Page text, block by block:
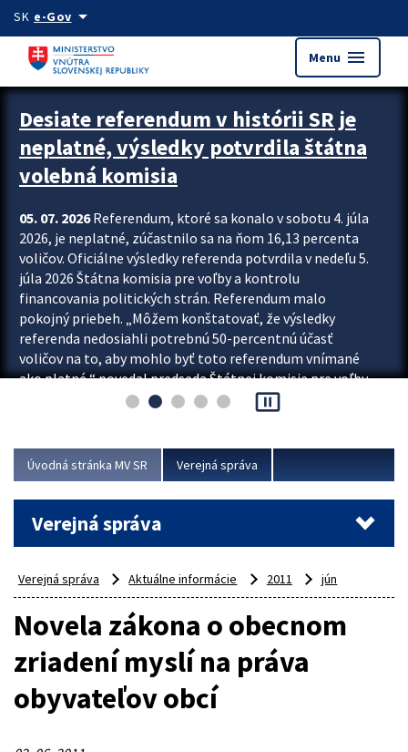
Preskocit na hlavný obsah
SK e-Govarrow_drop_down
Menu menu
Zastavit automatický posun upútavok
Desiate referendum v histórii SR je
neplatné, výsledky potvrdila štátna
volebná komisia
05. 07. 2026Referendum, ktoré sa konalo v sobotu 4. júla
2026, je neplatné, zúčastnilo sa na ňom 16,13 percenta
voličov. Oficiálne výsledky referenda potvrdila v nedeľu 5.
júla 2026 Štátna komisia pre voľby a kontrolu
financovania politických strán. Referendum malo
pokojný priebeh. „Môžem konštatovať, že výsledky
referenda nedosiahli potrebnú 50-percentnú účasť
voličov na to, aby mohlo byť toto referendum vnímané
ako platné,“ povedal predseda Štátnej komisie pre voľby
a kontrolu financovania politických...
pause_presentation
Úvodná stránka MV SR Verejná správa
Verejná správa
Verejná správa Aktuálne informácie 2011 jún
Novela zákona o obecnom
zriadení myslí na práva
obyvateľov obcí